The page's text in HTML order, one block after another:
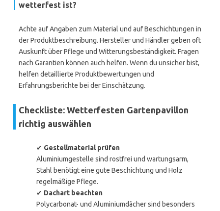
wetterfest ist?
Achte auf Angaben zum Material und auf Beschichtungen in
der Produktbeschreibung. Hersteller und Händler geben oft
Auskunft über Pflege und Witterungsbeständigkeit. Fragen
nach Garantien können auch helfen. Wenn du unsicher bist,
helfen detaillierte Produktbewertungen und
Erfahrungsberichte bei der Einschätzung.
Checkliste: Wetterfesten Gartenpavillon
richtig auswählen
✔ Gestellmaterial prüfen
Aluminiumgestelle sind rostfrei und wartungsarm,
Stahl benötigt eine gute Beschichtung und Holz
regelmäßige Pflege.
✔ Dachart beachten
Polycarbonat- und Aluminiumdächer sind besonders